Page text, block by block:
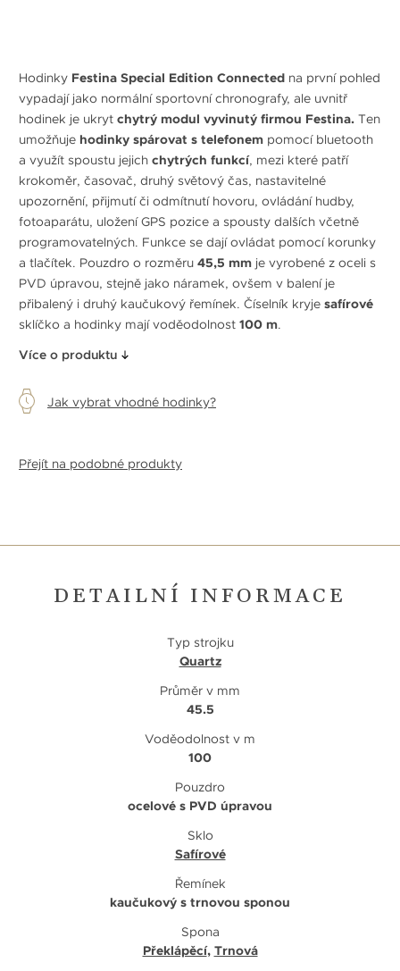
Hodinky Festina Special Edition Connected na první pohled
vypadají jako normální sportovní chronografy, ale uvnitř
hodinek je ukryt chytrý modul vyvinutý firmou Festina. Ten
umožňuje hodinky spárovat s telefonem pomocí bluetooth
a využít spoustu jejich chytrých funkcí, mezi které patří
krokoměr, časovač, druhý světový čas, nastavitelné
upozornění, přijmutí či odmítnutí hovoru, ovládání hudby,
fotoaparátu, uložení GPS pozice a spousty dalších včetně
programovatelných. Funkce se dají ovládat pomocí korunky
a tlačítek. Pouzdro o rozměru 45,5 mm je vyrobené z oceli s
PVD úpravou, stejně jako náramek, ovšem v balení je
přibalený i druhý kaučukový řemínek. Číselník kryje safírové
sklíčko a hodinky mají voděodolnost 100 m.
Více o produktu
Jak vybrat vhodné hodinky?
Přejít na podobné produkty
DETAILNÍ INFORMACE
Typ strojku
Quartz
Průměr v mm
45.5
Voděodolnost v m
100
Pouzdro
ocelové s PVD úpravou
Sklo
Safírové
Řemínek
kaučukový s trnovou sponou
Spona
Překlápěcí, Trnová